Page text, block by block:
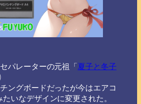
パレーターの元祖「夏子と冬子
ングボードだったが今はエアコ
いなデザインに変更された。